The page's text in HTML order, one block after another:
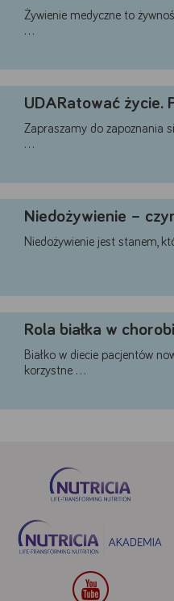
Żywienie medyczne to
…
Zapraszamy do zapoznania
…
Niedożywienie –
Niedożywienie jest stanem,
Rola białka w
Białko w diecie pacjentów
korzystne …